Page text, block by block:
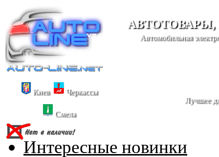
Автомобильная
Киев Черкассы
Смела
Лучшее
Интересные новинки